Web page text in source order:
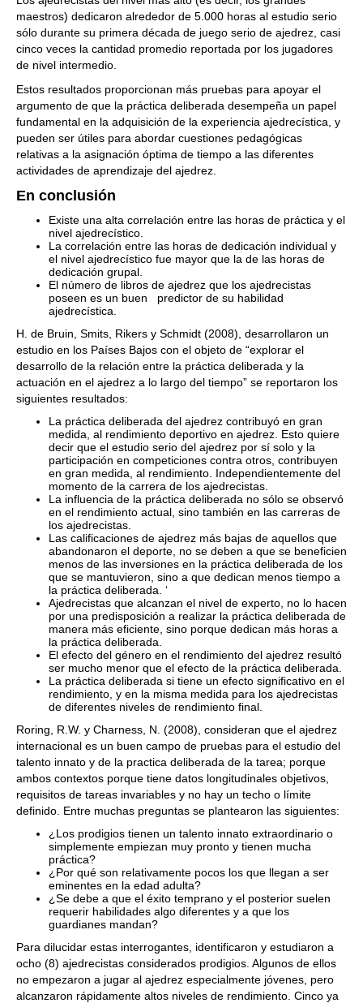
maestros) dedicaron alrededor de 5.000 horas al estudio serio
sólo durante su primera década de juego serio de ajedrez, casi
cinco veces la cantidad promedio reportada por los jugadores
de nivel intermedio.
Estos resultados proporcionan más pruebas para apoyar el
argumento de que la práctica deliberada desempeña un papel
fundamental en la adquisición de la experiencia ajedrecística, y
pueden ser útiles para abordar cuestiones pedagógicas
relativas a la asignación óptima de tiempo a las diferentes
actividades de aprendizaje del ajedrez.
En conclusión
Existe una alta correlación entre las horas de práctica y el
nivel ajedrecístico.
La correlación entre las horas de dedicación individual y
el nivel ajedrecístico fue mayor que la de las horas de
dedicación grupal.
El número de libros de ajedrez que los ajedrecistas
poseen es un buen predictor de su habilidad
ajedrecística.
H. de Bruin, Smits, Rikers y Schmidt (2008), desarrollaron un
estudio en los Países Bajos con el objeto de “explorar el
desarrollo de la relación entre la práctica deliberada y la
actuación en el ajedrez a lo largo del tiempo” se reportaron los
siguientes resultados:
La práctica deliberada del ajedrez contribuyó en gran
medida, al rendimiento deportivo en ajedrez. Esto quiere
decir que el estudio serio del ajedrez por sí solo y la
participación en competiciones contra otros, contribuyen
en gran medida, al rendimiento. Independientemente del
momento de la carrera de los ajedrecistas.
La influencia de la práctica deliberada no sólo se observó
en el rendimiento actual, sino también en las carreras de
los ajedrecistas.
Las calificaciones de ajedrez más bajas de aquellos que
abandonaron el deporte, no se deben a que se beneficien
menos de las inversiones en la práctica deliberada de los
que se mantuvieron, sino a que dedican menos tiempo a
la práctica deliberada. ‘
Ajedrecistas que alcanzan el nivel de experto, no lo hacen
por una predisposición a realizar la práctica deliberada de
manera más eficiente, sino porque dedican más horas a
la práctica deliberada.
El efecto del género en el rendimiento del ajedrez resultó
ser mucho menor que el efecto de la práctica deliberada.
La práctica deliberada si tiene un efecto significativo en el
rendimiento, y en la misma medida para los ajedrecistas
de diferentes niveles de rendimiento final.
Roring, R.W. y Charness, N. (2008), consideran que el ajedrez
internacional es un buen campo de pruebas para el estudio del
talento innato y de la practica deliberada de la tarea; porque
ambos contextos porque tiene datos longitudinales objetivos,
requisitos de tareas invariables y no hay un techo o límite
definido. Entre muchas preguntas se plantearon las siguientes:
¿Los prodigios tienen un talento innato extraordinario o
simplemente empiezan muy pronto y tienen mucha
práctica?
¿Por qué son relativamente pocos los que llegan a ser
eminentes en la edad adulta?
¿Se debe a que el éxito temprano y el posterior suelen
requerir habilidades algo diferentes y a que los
guardianes mandan?
Para dilucidar estas interrogantes, identificaron y estudiaron a
ocho (8) ajedrecistas considerados prodigios. Algunos de ellos
no empezaron a jugar al ajedrez especialmente jóvenes, pero
alcanzaron rápidamente altos niveles de rendimiento. Cinco ya